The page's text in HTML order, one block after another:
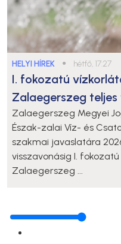
HELYI HÍREK ● hétfő, 17:27
I. fokozatú
Zalaegerszeg
Zalaegerszeg Megyei
Észak-zalai Víz- és
szakmai javaslatára
visszavonásig I.
Zalaegerszeg ...